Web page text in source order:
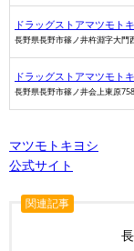
ドラッグストアマツモト
長野県長野市篠ノ井杵淵字大門
ドラッグストアマツモト
長野県長野市篠ノ井会上東原
マツモトキヨシ
公式サイト
関連記事